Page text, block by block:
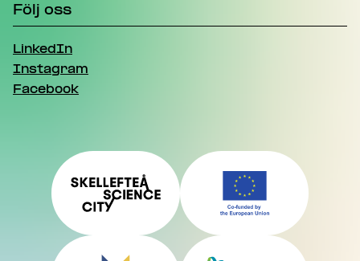
Följ oss
LinkedIn
Instagram
Facebook